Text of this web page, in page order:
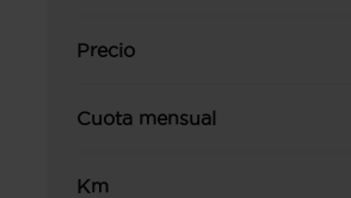
Precio
Cuota mensual
Km